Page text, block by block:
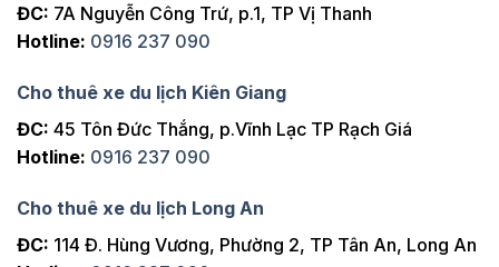
ĐC: 7A Nguyễn Công Trứ, p.1, TP Vị Thanh
Hotline: 0916 237 090
Cho thuê xe du lịch Kiên Giang
ĐC: 45 Tôn Đức Thắng, p.Vĩnh Lạc TP Rạch Giá
Hotline: 0916 237 090
Cho thuê xe du lịch Long An
ĐC: 114 Đ. Hùng Vương, Phường 2, TP Tân An, Long An